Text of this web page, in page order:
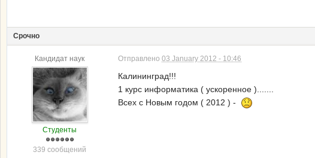
Срочно
Кандидат наук
Студенты
339 сообщений
Отправлено 03 January 2012 - 10:46
Калининград!!!
1 курс информатика ( ускоренное ).......
Всех с Новым годом ( 2012 ) -